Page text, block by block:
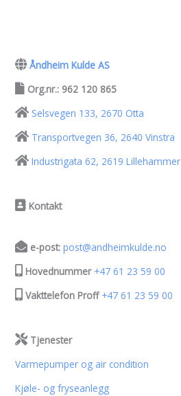
Åndheim Kulde AS
Org.nr.: 962 120 865
Selsvegen 133, 2670 Otta
Transportvegen 36, 2640 Vinstra
Industrigata 62, 2619 Lillehammer
Kontakt
e-post: post@andheimkulde.no
Hovednummer +47 61 23 59 00
Vakttelefon Proff +47 61 23 59 00
Tjenester
Varmepumper og air condition
Kjøle- og fryseanlegg